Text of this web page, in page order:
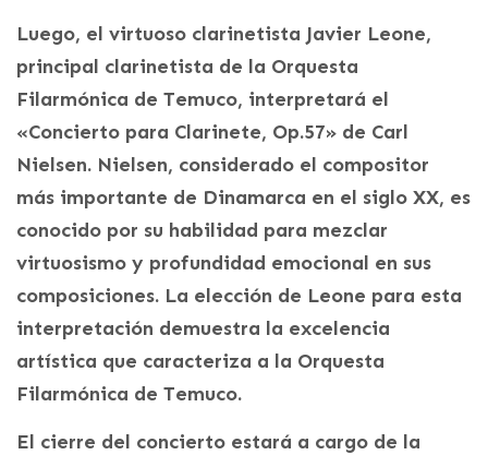
Luego, el virtuoso clarinetista Javier Leone,
principal clarinetista de la Orquesta
Filarmónica de Temuco, interpretará el
«Concierto para Clarinete, Op.57» de Carl
Nielsen. Nielsen, considerado el compositor
más importante de Dinamarca en el siglo XX, es
conocido por su habilidad para mezclar
virtuosismo y profundidad emocional en sus
composiciones. La elección de Leone para esta
interpretación demuestra la excelencia
artística que caracteriza a la Orquesta
Filarmónica de Temuco.
El cierre del concierto estará a cargo de la